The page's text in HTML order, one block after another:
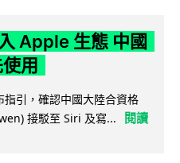
Apple 生態 中國
用
引，確認中國大陸合資格
接駁至 Siri 及寫...
閱讀